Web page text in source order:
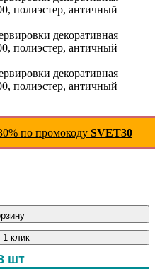
по промокоду SVET30
1 клик
шт